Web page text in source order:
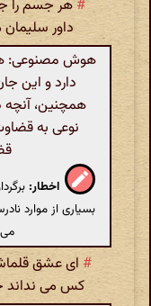
# هر جسم را
داور
هوش مصنوعی:
دارد و این
همچنین، آنچه
نوعی به
اخطار:
بسیاری از موارد
# ای عشق
کس می نداند